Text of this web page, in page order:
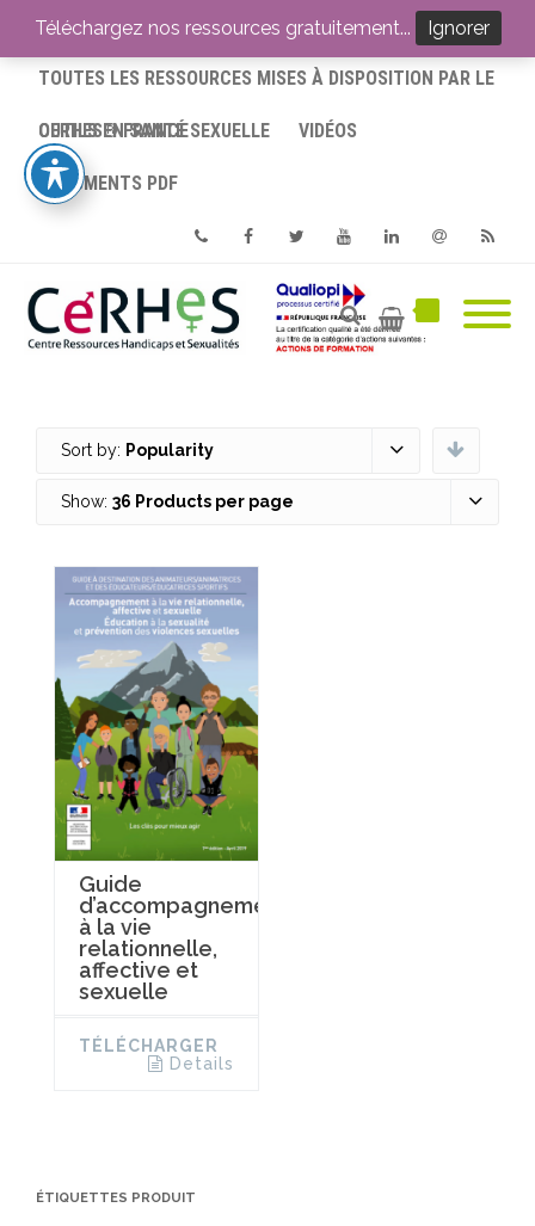
ACCUEIL
TOUTES LES RESSOURCES MISES À DISPOSITION PAR LE
CERHES® FRANCE
OUTILS EN SANTÉ SEXUELLE VIDÉOS
DOCUMENTS PDF
PhoneFacebookTwitterYoutube
Sort by: Popularity
Show: 36 Products per page
Guide
d’accompagnement
à la vie
relationnelle,
affective et
sexuelle
TÉLÉCHARGER
Details
ÉTIQUETTES PRODUIT
Téléchargez nos ressources gratuitement... Ignorer